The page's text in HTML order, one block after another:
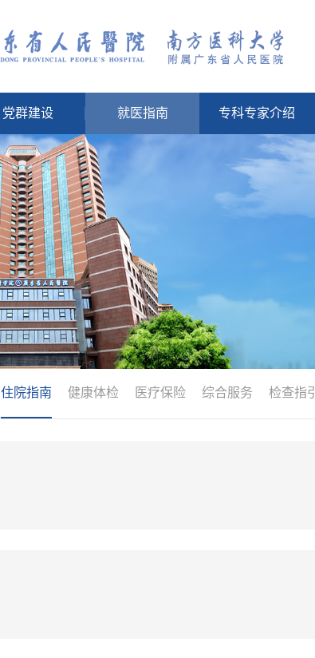
党群建设 就医指南 专科专家介绍
住院指南 健康体检 医疗保险 综合服务 检查指引